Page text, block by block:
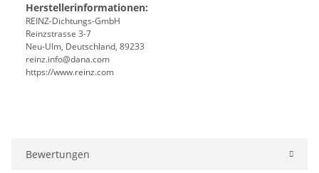
Herstellerinformationen:
REINZ-Dichtungs-GmbH
Reinzstrasse 3-7
Neu-Ulm, Deutschland, 89233
reinz.info@dana.com
https://www.reinz.com
Bewertungen